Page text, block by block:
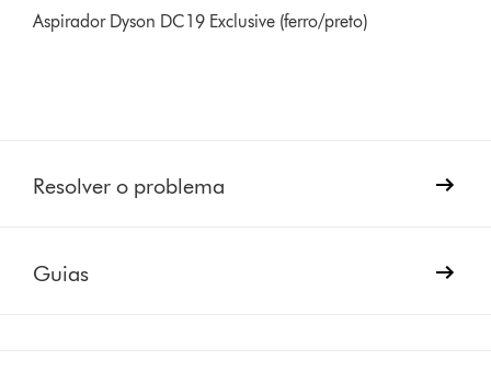
Aspirador Dyson DC19 Exclusive (ferro/preto)
Resolver o problema
Guias